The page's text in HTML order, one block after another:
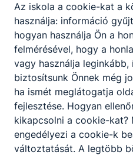
Búcsúzunk Nagy
Búcsúzunk Nagy Istvántól
búcsúzunk Nagy Istvántól,
aki most már odafentről
talán néha ránk is.
Az iskola a cookie-kat a
használja: információ
hogyan használja Ön a
felmérésével, hogy a
vagy használja
biztosítsunk Önnek még
ha ismét meglátogatja
fejlesztése. Hogyan
kikapcsolni a cookie-kat?
engedélyezi a cookie-k
változtatását. A legtöbb